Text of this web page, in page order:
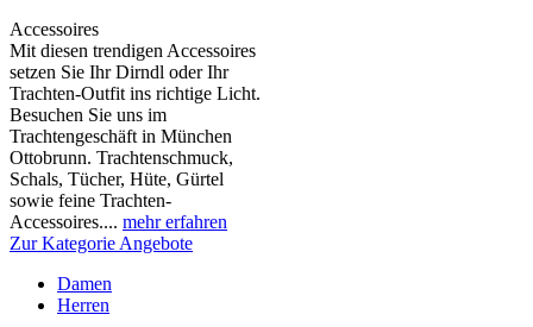
Accessoires
Mit diesen trendigen Accessoires
setzen Sie Ihr Dirndl oder Ihr
Trachten-Outfit ins richtige Licht.
Besuchen Sie uns im
Trachtengeschäft in München
Ottobrunn. Trachtenschmuck,
Schals, Tücher, Hüte, Gürtel
sowie feine Trachten-
Accessoires.... mehr erfahren
Zur Kategorie Angebote
Damen
Herren